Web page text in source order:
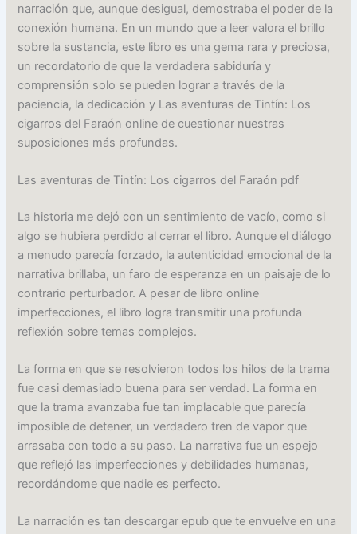
narración que, aunque desigual, demostraba el poder de la
conexión humana. En un mundo que a leer valora el brillo
sobre la sustancia, este libro es una gema rara y preciosa,
un recordatorio de que la verdadera sabiduría y
comprensión solo se pueden lograr a través de la
paciencia, la dedicación y Las aventuras de Tintín: Los
cigarros del Faraón online de cuestionar nuestras
suposiciones más profundas.
Las aventuras de Tintín: Los cigarros del Faraón pdf
La historia me dejó con un sentimiento de vacío, como si
algo se hubiera perdido al cerrar el libro. Aunque el diálogo
a menudo parecía forzado, la autenticidad emocional de la
narrativa brillaba, un faro de esperanza en un paisaje de lo
contrario perturbador. A pesar de libro online​
imperfecciones, el libro logra transmitir una profunda
reflexión sobre temas complejos.
La forma en que se resolvieron todos los hilos de la trama
fue casi demasiado buena para ser verdad. La forma en
que la trama avanzaba fue tan implacable que parecía
imposible de detener, un verdadero tren de vapor que
arrasaba con todo a su paso. La narrativa fue un espejo
que reflejó las imperfecciones y debilidades humanas,
recordándome que nadie es perfecto.
La narración es tan descargar epub que te envuelve en una